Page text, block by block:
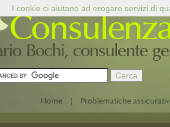
Bochi, consulente
Home | Problematiche
I cookie ci aiutano ad erogare servizi di